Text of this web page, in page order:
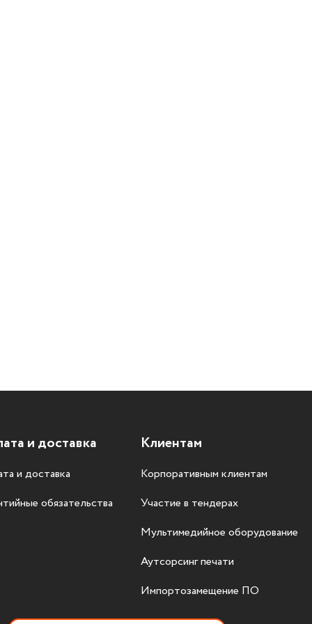
и доставка
и доставка
обязательства
Клиентам
Корпоративным клиентам
Участие в тендерах
Мультимедийное оборудование
Аутсорсинг печати
Импортозамещение ПО